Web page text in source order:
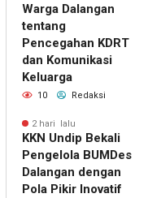
Warga Dalangan
tentang
Pencegahan KDRT
dan Komunikasi
Keluarga
10 Redaksi
2 hari lalu
KKN Undip Bekali
Pengelola BUMDes
Dalangan dengan
Pola Pikir Inovatif